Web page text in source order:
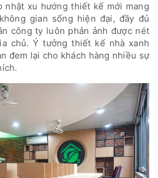
nhật xu hướng thiết kế mới mang
gian sống hiện đại, đầy đủ
công ty luôn phản ảnh được nét
chủ. Ý tưởng thiết kế nhà xanh
đem lại cho khách hàng nhiều sự